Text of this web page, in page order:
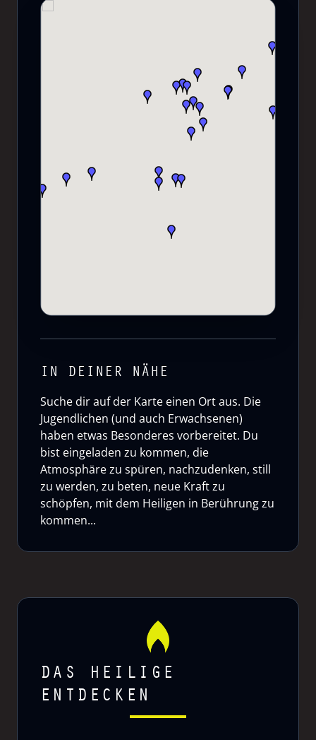
IN DEINER NÄHE
Suche dir auf der Karte einen Ort aus. Die
Jugendlichen (und auch Erwachsenen)
haben etwas Besonderes vorbereitet. Du
bist eingeladen zu kommen, die
Atmosphäre zu spüren, nachzudenken, still
zu werden, zu beten, neue Kraft zu
schöpfen, mit dem Heiligen in Berührung zu
kommen...
DAS HEILIGE
ENTDECKEN